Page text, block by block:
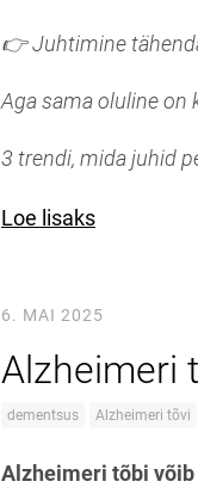
👉 Juhtimine
Aga sama oluline on
3 trendi, mida juhid
Loe lisaks
6. MAI 2025
Alzheimeri
dementsus Alzheimeri tõvi
Alzheimeri tõbi